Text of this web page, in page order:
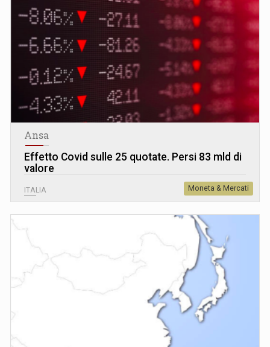
Ansa
Effetto Covid sulle 25 quotate. Persi 83 mld di
valore
ITALIA Moneta & Mercati